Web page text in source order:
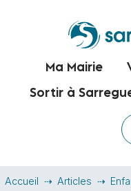
Ma Mairie
Sortir à
Accueil Articles